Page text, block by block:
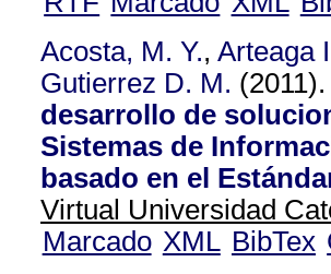
Acosta, M. Y., Arteaga
Gutierrez D. M. (2011).
desarrollo de
Sistemas de
basado en el
Virtual Universidad
Marcado XML BibTex